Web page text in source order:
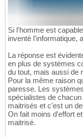
Si l'homme est
inventé l'informatique,
La réponse est
en plus de systèmes
du tout, mais aussi de
Pour la même raison
paresse. Les
spécialistes de
maitrisés et c'est un
On fait moins d'effort
maitrisé.